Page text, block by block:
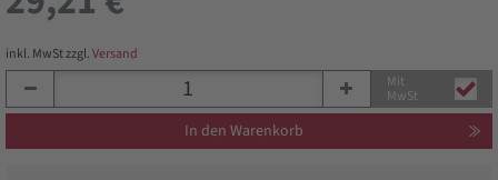
inkl. MwSt zzgl.Versand
Mit
MwSt
In den Warenkorb